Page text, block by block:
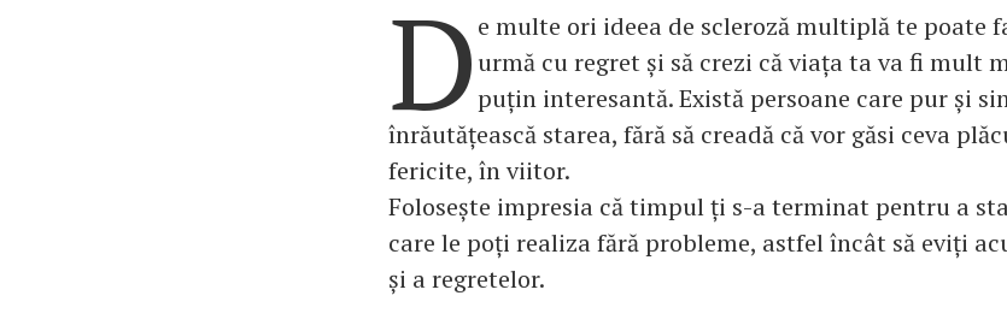
D e multe ori ideea de scleroză multiplă te poate
urmă cu regret și să crezi că viața ta va fi mult
puțin interesantă. Există persoane care pur și
înrăutățească starea, fără să creadă că vor găsi ceva
fericite, în viitor.
Folosește impresia că timpul ți s-a terminat pentru a
care le poți realiza fără probleme, astfel încât să eviți
și a regretelor.